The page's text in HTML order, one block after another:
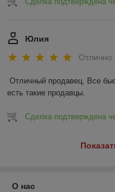
Юлия
Отлично
Отличный продавец. Все
есть такие продавцы.
Сделка подтверждена
О нас